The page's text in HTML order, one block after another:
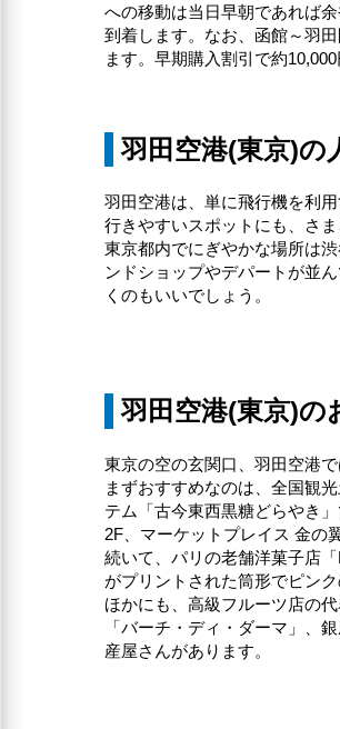
への移動は当日早朝であれば
到着します。なお、函館～羽
ます。早期購入割引で約
羽田空港(東京)の
羽田空港は、単に飛行機を利
行きやすいスポットにも、さ
東京都内でにぎやかな場所は
ンドショップやデパートが並
くのもいいでしょう。
羽田空港(東京)の
東京の空の玄関口、羽田空港
まずおすすめなのは、全国観
テム「古今東西黒糖どらやき
2F、マーケットプレイス 金の
続いて、パリの老舗洋菓子店
がプリントされた筒形でピン
ほかにも、高級フルーツ店の
「バーチ・ディ・ダーマ」、
産屋さんがあります。